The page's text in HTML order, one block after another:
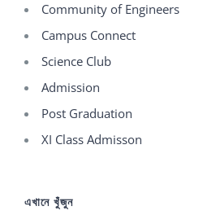
Community of Engineers
Campus Connect
Science Club
Admission
Post Graduation
XI Class Admisson
এখানে খুঁজুন